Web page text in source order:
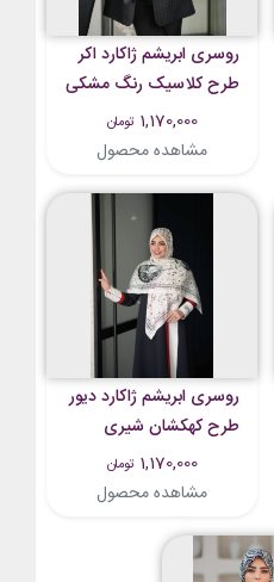
روسری ابریشم ژاکارد اکر
طرح کلاسیک رنگ مشکی
1,170,000 تومان
مشاهده محصول
روسری ابریشم ژاکارد دیور
طرح کهکشان شیری
1,170,000 تومان
مشاهده محصول